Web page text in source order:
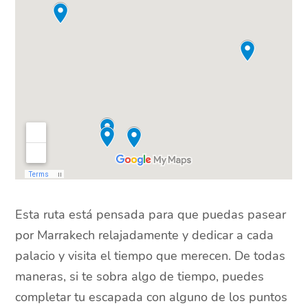
Esta ruta está pensada para que puedas pasear
por Marrakech relajadamente y dedicar a cada
palacio y visita el tiempo que merecen. De todas
maneras, si te sobra algo de tiempo, puedes
completar tu escapada con alguno de los puntos